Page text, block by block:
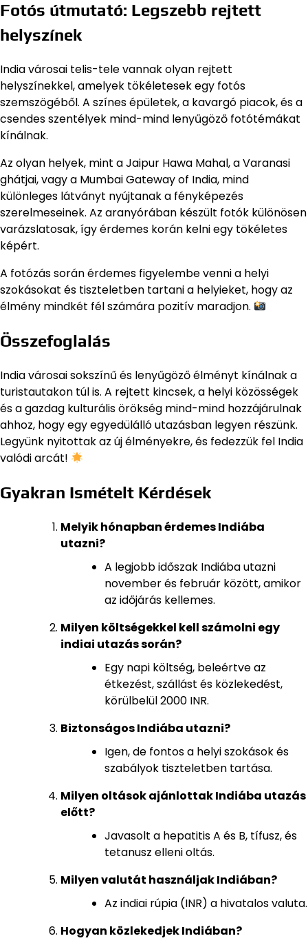
Fotós útmutató: Legszebb rejtett
helyszínek
India városai telis-tele vannak olyan rejtett
helyszínekkel, amelyek tökéletesek egy fotós
szemszögéből. A színes épületek, a kavargó piacok, és a
csendes szentélyek mind-mind lenyűgöző fotótémákat
kínálnak.
Az olyan helyek, mint a Jaipur Hawa Mahal, a Varanasi
ghátjai, vagy a Mumbai Gateway of India, mind
különleges látványt nyújtanak a fényképezés
szerelmeseinek. Az aranyórában készült fotók különösen
varázslatosak, így érdemes korán kelni egy tökéletes
képért.
A fotózás során érdemes figyelembe venni a helyi
szokásokat és tiszteletben tartani a helyieket, hogy az
élmény mindkét fél számára pozitív maradjon.
Összefoglalás
India városai sokszínű és lenyűgöző élményt kínálnak a
turistautakon túl is. A rejtett kincsek, a helyi közösségek
és a gazdag kulturális örökség mind-mind hozzájárulnak
ahhoz, hogy egy egyedülálló utazásban legyen részünk.
Legyünk nyitottak az új élményekre, és fedezzük fel India
valódi arcát!
Gyakran Ismételt Kérdések
Melyik hónapban érdemes Indiába
utazni?
A legjobb időszak Indiába utazni
november és február között, amikor
az időjárás kellemes.
Milyen költségekkel kell számolni egy
indiai utazás során?
Egy napi költség, beleértve az
étkezést, szállást és közlekedést,
körülbelül 2000 INR.
Biztonságos Indiába utazni?
Igen, de fontos a helyi szokások és
szabályok tiszteletben tartása.
Milyen oltások ajánlottak Indiába utazás
előtt?
Javasolt a hepatitis A és B, tífusz, és
tetanusz elleni oltás.
Milyen valutát használjak Indiában?
Az indiai rúpia (INR) a hivatalos valuta.
Hogyan közlekedjek Indiában?